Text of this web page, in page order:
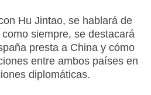
Hu Jintao, se hablará de
siempre, se destacará
presta a China y cómo
entre ambos países en
diplomáticas.